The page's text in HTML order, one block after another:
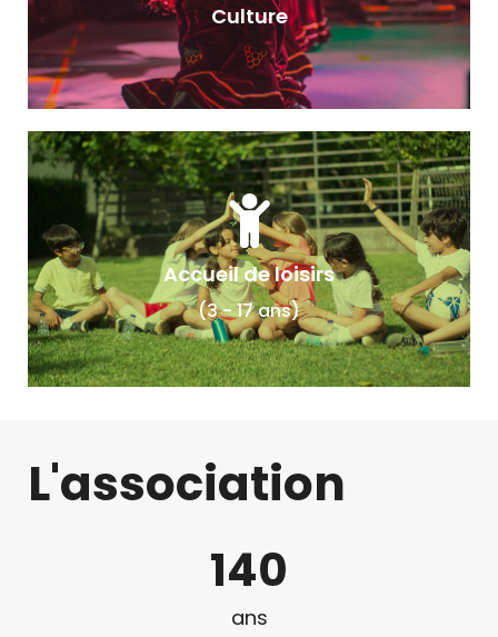
Culture
Accueil de loisirs
(3 - 17 ans)
L'association
ans
140